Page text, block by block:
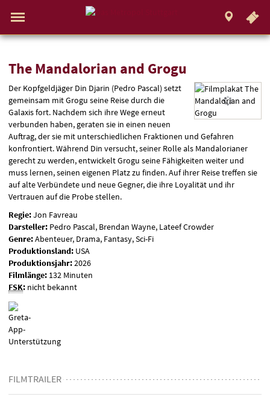
Springe
zum
,zum
.Navigation
Service
umschalten
Gehe
zur
Standortauswahl
Aktueller
Standort:
Weitere
Hinweis
The
Mandalorian
and
Grogu
The Mandalorian and Grogu
Der Kopfgeldjäger Din Djarin (Pedro Pascal) setzt
gemeinsam mit Grogu seine Reise durch die
Galaxis fort. Nachdem sich ihre Wege erneut
verbunden haben, geraten sie in einen neuen
Auftrag, der sie mit unterschiedlichen Fraktionen und Gefahren
konfrontiert. Während Din versucht, seiner Rolle als Mandalorianer
gerecht zu werden, entwickelt Grogu seine Fähigkeiten weiter und
muss lernen, seinen eigenen Platz zu finden. Auf ihrer Reise treffen sie
auf alte Verbündete und neue Gegner, die ihre Loyalität und ihr
Vertrauen auf die Probe stellen.
Regie:Jon Favreau
Darsteller: Pedro Pascal, Brendan Wayne, Lateef Crowder
Genre:Abenteuer, Drama, Fantasy, Sci-Fi
Produktionsland: USA
Produktionsjahr:2026
Filmlänge: 132 Minuten
FSK: nicht bekannt
FILMTRAILER